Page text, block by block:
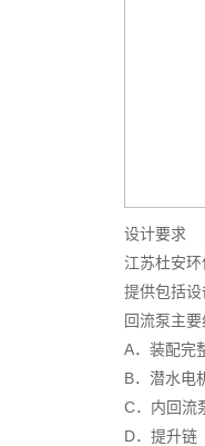
设计要求
江苏杜安
提供包括
回流泵主
A．装配完
B．潜水电
C．内回流
D．提升链